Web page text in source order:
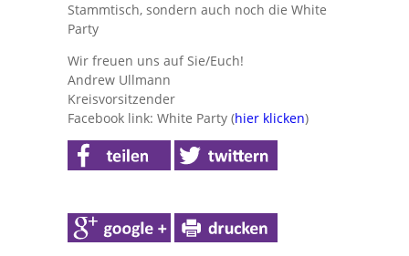
Stammtisch, sondern auch noch die White
Party
Wir freuen uns auf Sie/Euch!
Andrew Ullmann
Kreisvorsitzender
Facebook link: White Party (hier klicken)